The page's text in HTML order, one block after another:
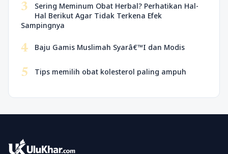
3
Sering Meminum Obat Herbal? Perhatikan Hal-
Hal Berikut Agar Tidak Terkena Efek
Sampingnya
4 Baju Gamis Muslimah Syarâ€™I dan Modis
5 Tips memilih obat kolesterol paling ampuh